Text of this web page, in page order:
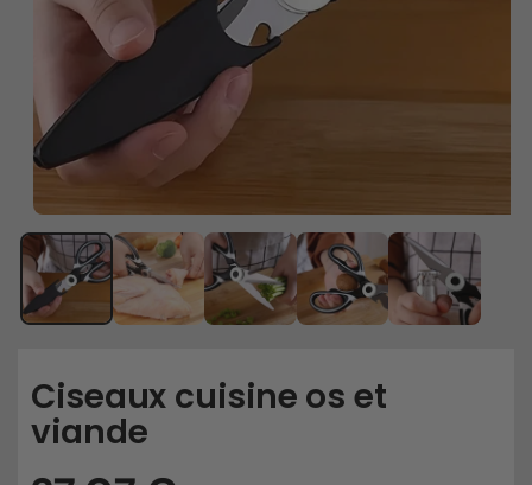
Ciseaux cuisine os et
viande